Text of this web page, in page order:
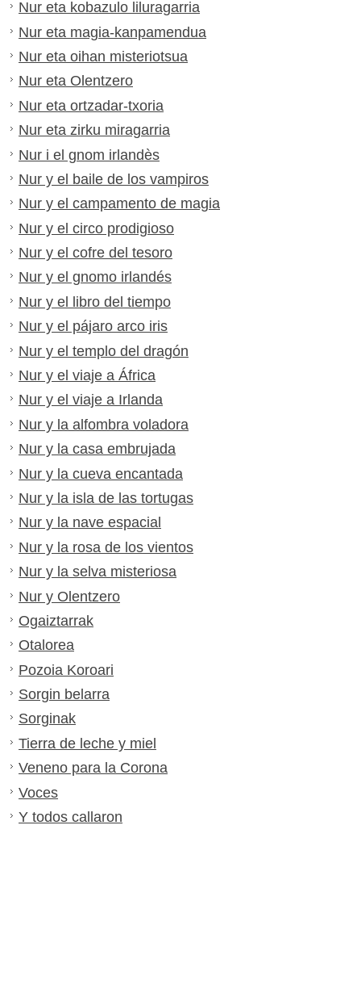
Nur eta kobazulo liluragarria
Nur eta magia-kanpamendua
Nur eta oihan misteriotsua
Nur eta Olentzero
Nur eta ortzadar-txoria
Nur eta zirku miragarria
Nur i el gnom irlandès
Nur y el baile de los vampiros
Nur y el campamento de magia
Nur y el circo prodigioso
Nur y el cofre del tesoro
Nur y el gnomo irlandés
Nur y el libro del tiempo
Nur y el pájaro arco iris
Nur y el templo del dragón
Nur y el viaje a África
Nur y el viaje a Irlanda
Nur y la alfombra voladora
Nur y la casa embrujada
Nur y la cueva encantada
Nur y la isla de las tortugas
Nur y la nave espacial
Nur y la rosa de los vientos
Nur y la selva misteriosa
Nur y Olentzero
Ogaiztarrak
Otalorea
Pozoia Koroari
Sorgin belarra
Sorginak
Tierra de leche y miel
Veneno para la Corona
Voces
Y todos callaron